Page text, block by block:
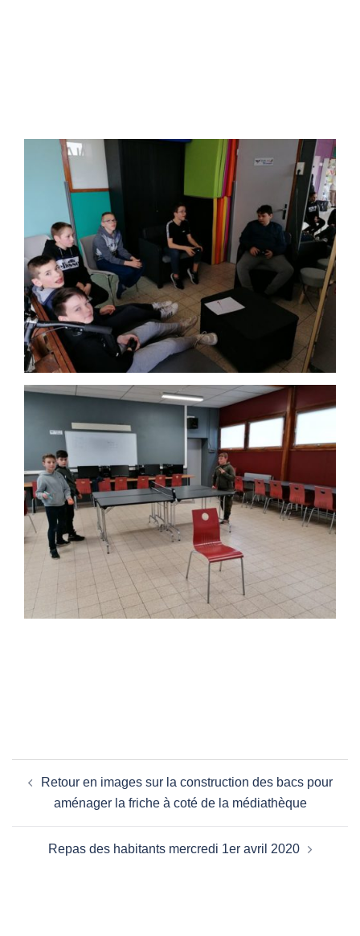
d’article
Retour en images sur la construction des bacs pour
aménager la friche à coté de la médiathèque
Repas des habitants mercredi 1er avril 2020